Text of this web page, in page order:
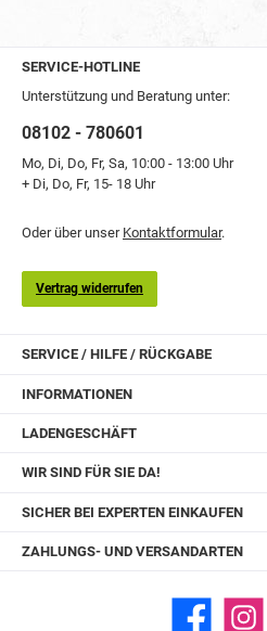
SERVICE-HOTLINE
Unterstützung und Beratung unter:
08102 - 780601
Mo, Di, Do, Fr, Sa, 10:00 - 13:00 Uhr
+ Di, Do, Fr, 15- 18 Uhr
Oder über unser Kontaktformular.
Vertrag widerrufen
SERVICE / HILFE / RÜCKGABE
INFORMATIONEN
LADENGESCHÄFT
WIR SIND FÜR SIE DA!
SICHER BEI EXPERTEN EINKAUFEN
ZAHLUNGS- UND VERSANDARTEN
Facebook Instagram